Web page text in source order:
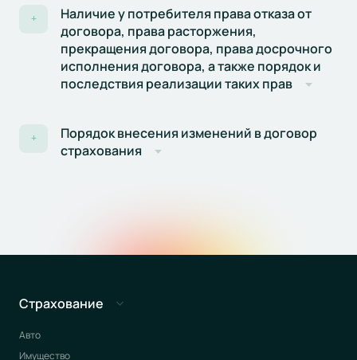
+
Наличие у потребителя права отказа от
договора, права расторжения,
прекращения договора, права досрочного
исполнения договора, а также порядок и
последствия реализации таких прав
+
Порядок внесения изменений в договор
страхования
Страхование
Авто
Имущество